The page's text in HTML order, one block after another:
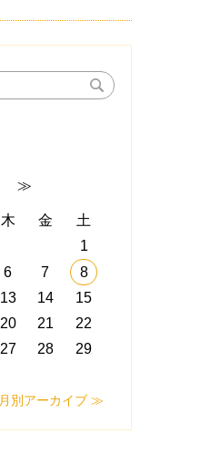
≫
木 金
土
1
6 7
8
13 14
15
20 21
22
27 28
29
月別アーカイブ ≫